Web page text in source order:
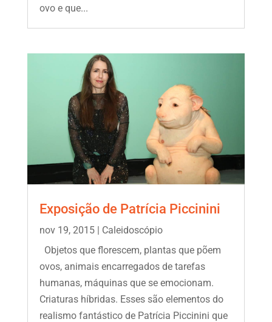
ovo e que...
Exposição de Patrícia Piccinini
nov 19, 2015| Caleidoscópio
Objetos que florescem, plantas que põem
ovos, animais encarregados de tarefas
humanas, máquinas que se emocionam.
Criaturas híbridas. Esses são elementos do
realismo fantástico de Patrícia Piccinini que